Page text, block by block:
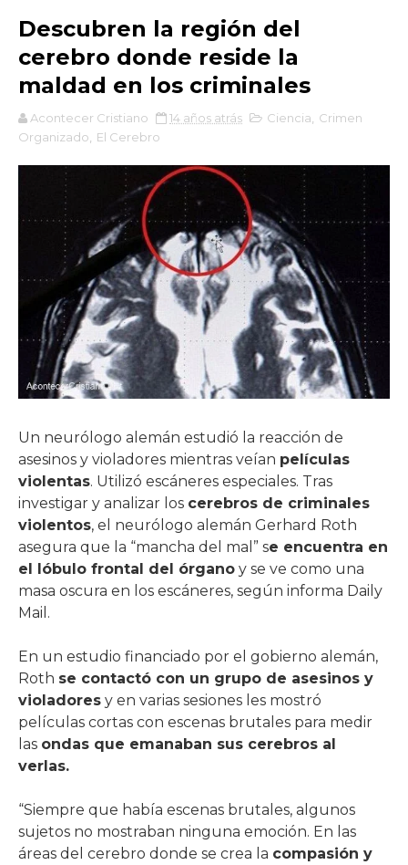
Descubren la región del
cerebro donde reside la
maldad en los criminales
Acontecer Cristiano 14 años atrás Ciencia
Crimen
Organizado
El Cerebro
Un neurólogo alemán estudió la reacción de
asesinos y violadores mientras veían películas
violentas. Utilizó escáneres especiales. Tras
investigar y analizar los cerebros de criminales
violentos, el neurólogo alemán Gerhard Roth
asegura que la “mancha del mal” se encuentra en
el lóbulo frontal del órgano y se ve como una
masa oscura en los escáneres, según informa Daily
Mail.
En un estudio financiado por el gobierno alemán,
Roth se contactó con un grupo de asesinos y
violadores y en varias sesiones les mostró
películas cortas con escenas brutales para medir
las ondas que emanaban sus cerebros al
verlas.
“Siempre que había escenas brutales, algunos
sujetos no mostraban ninguna emoción. En las
áreas del cerebro donde se crea la compasión y